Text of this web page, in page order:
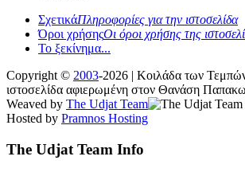
ΣχετικάΠληροφορίες για την ιστοσελίδα
Όροι χρήσηςΟι όροι χρήσης της
Το ξεκίνημα...
Copyright © 2003-2026 | Κοιλάδα των
ιστοσελίδα αφιερωμένη στον Θανάση
Weaved by The Udjat Team
Hosted by Pramnos Hosting
The Udjat Team Info